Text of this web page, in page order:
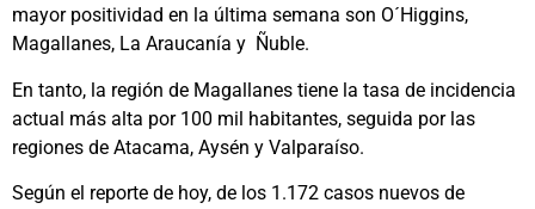
mayor positividad en la última semana son O´Higgins,
Magallanes, La Araucanía y Ñuble.
En tanto, la región de Magallanes tiene la tasa de incidencia
actual más alta por 100 mil habitantes, seguida por las
regiones de Atacama, Aysén y Valparaíso.
Según el reporte de hoy, de los 1.172 casos nuevos de